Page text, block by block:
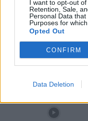
I want to opt-out of
Retention, Sale,
Personal Data
Purposes for
Opted Out
CONFIRM
Data Deletion
Siga-nos no Instagram